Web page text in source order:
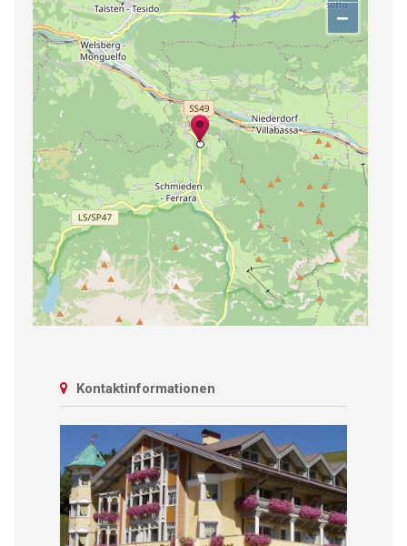
−
Kontaktinformationen